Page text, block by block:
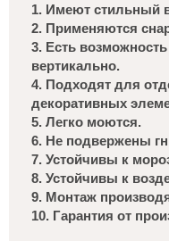
1. Имеют стильный
2. Применяются
3. Есть
вертикально.
4. Подходят для
декоративных
5. Легко моются.
6. Не подвержены
7. Устойчивы к
8. Устойчивы к
9. Монтаж
10. Гарантия от